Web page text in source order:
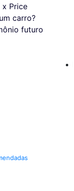
x Price
carro?
futuro